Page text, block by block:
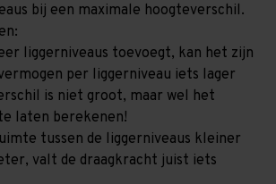
bij een maximale hoogteverschil.
liggerniveaus toevoegt, kan het zijn
per liggerniveau iets lager
is niet groot, maar wel het
laten berekenen!
tussen de liggerniveaus kleiner
valt de draagkracht juist iets